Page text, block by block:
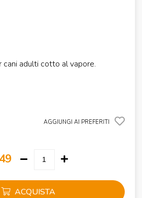
adulti cotto al vapore.
AGGIUNGI AI PREFERITI
ACQUISTA